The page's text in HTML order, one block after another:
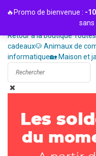
Retour à la boutique
cadeaux🐶 Animaux de
informatique🏡 Maison et
🔥Promo de bienvenue : -